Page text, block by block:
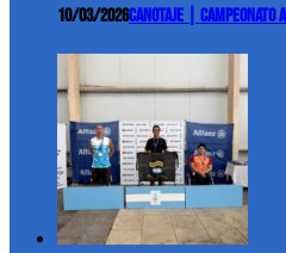
10/03/2026Canotaje |